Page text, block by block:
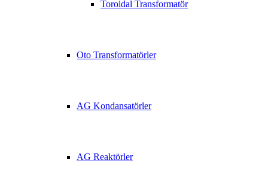
Toroidal Transformatör
Oto Transformatörler
AG Kondansatörler
AG Reaktörler